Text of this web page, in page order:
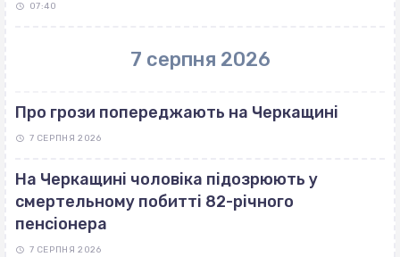
07:40
7 серпня 2026
Про грози попереджають на Черкащині
7 СЕРПНЯ 2026
На Черкащині чоловіка підозрюють у
смертельному побитті 82-річного
пенсіонера
7 СЕРПНЯ 2026